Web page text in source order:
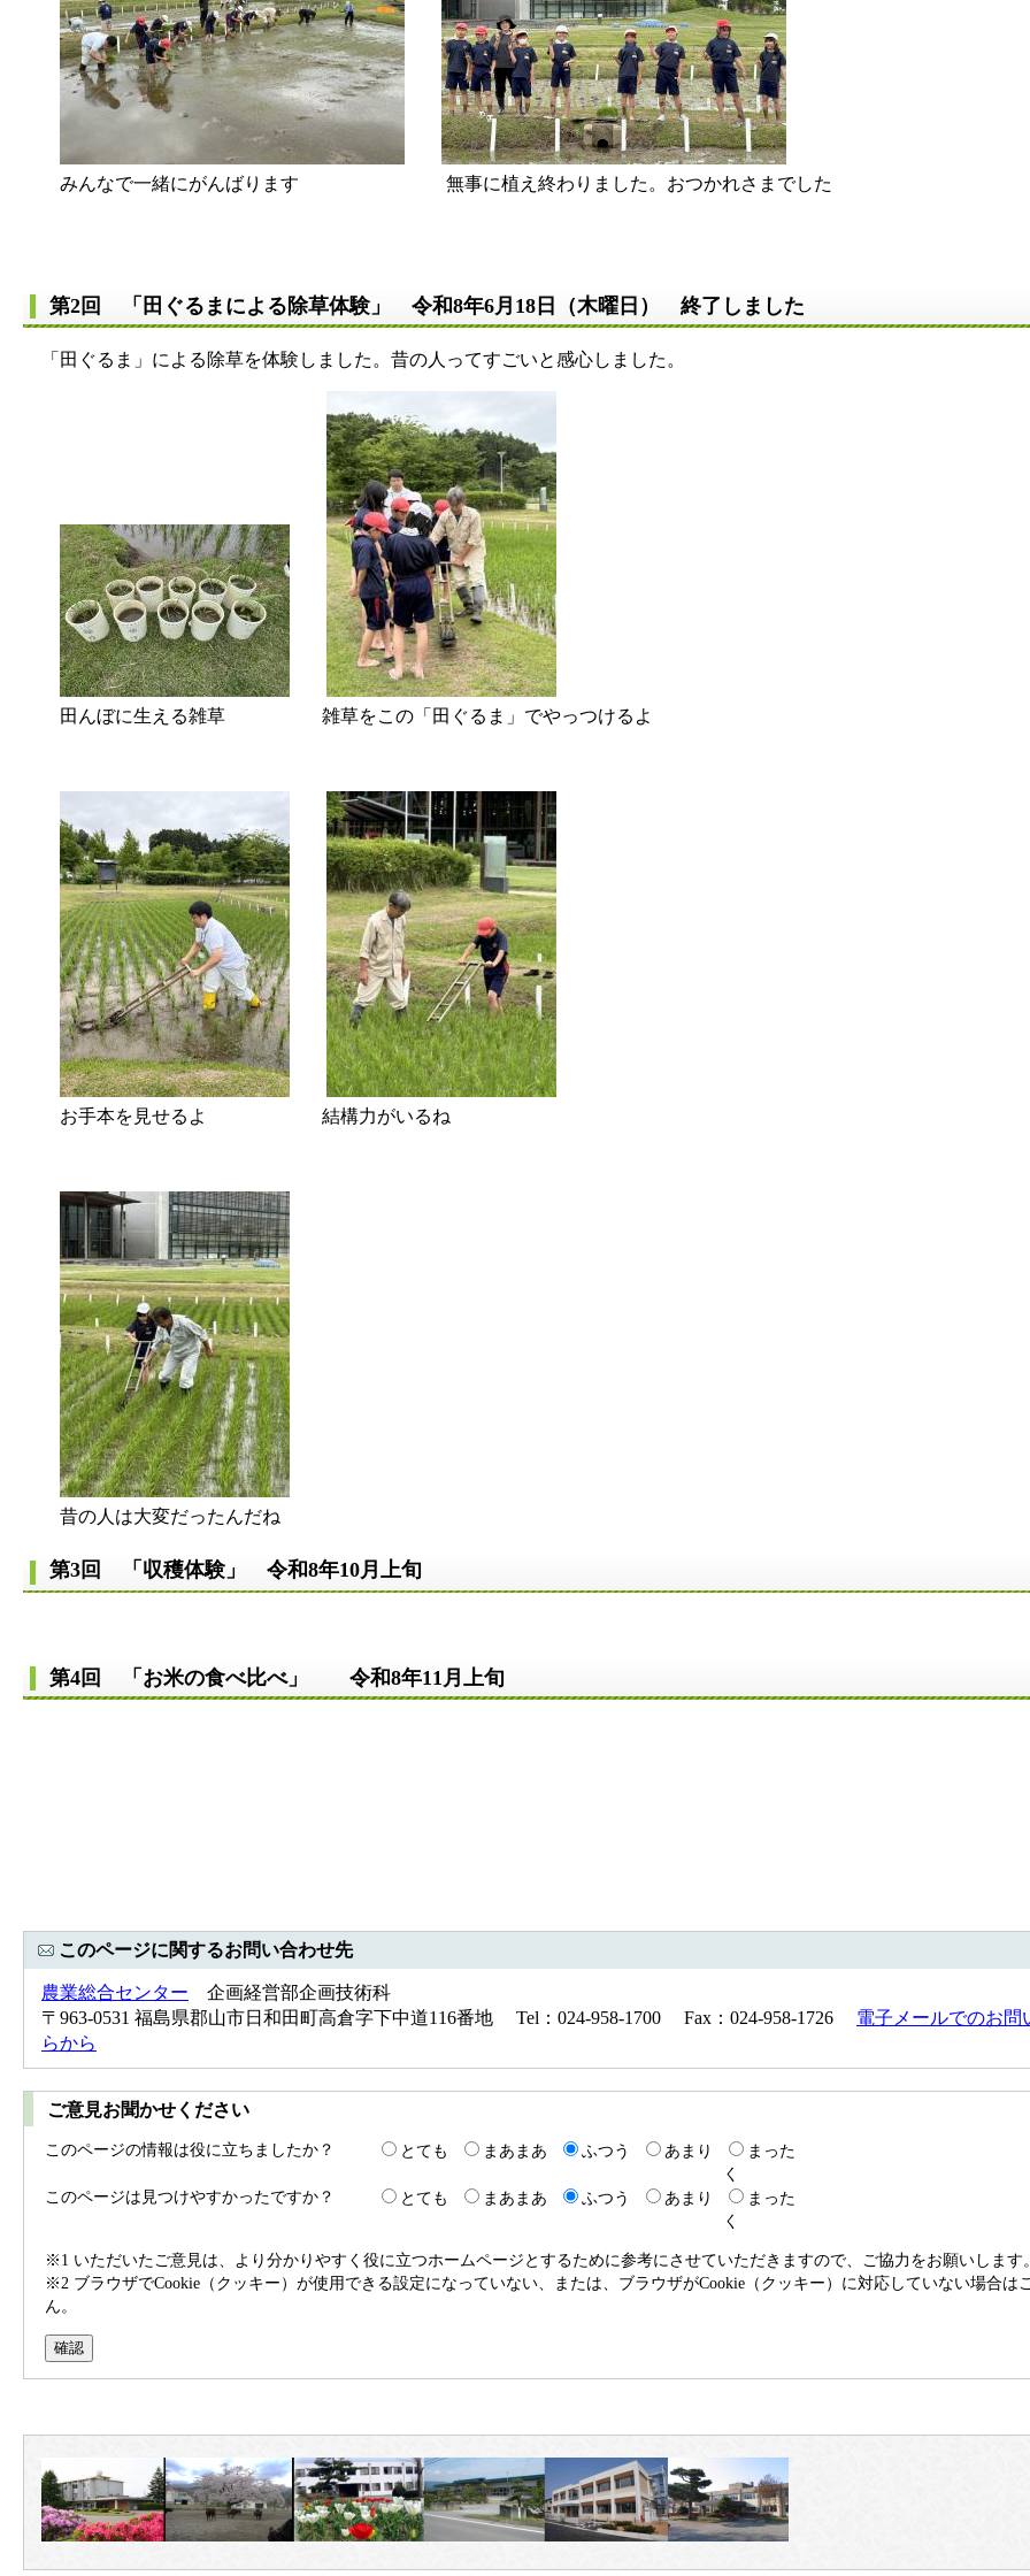
みんなで一緒にがんばります 無事に植え終わりました。おつかれさまでした
第2回 「田ぐるまによる除草体験」 令和8年6月18日（木曜日） 終了しました
「田ぐるま」による除草を体験しました。昔の人ってすごいと感心しました。
田んぼに生える雑草 雑草をこの「田ぐるま」でやっつけるよ
お手本を見せるよ 結構力がいるね
昔の人は大変だったんだね
第3回 「収穫体験」 令和8年10月上旬
第4回 「お米の食べ比べ」 令和8年11月上旬
このページに関するお問い合わせ先
農業総合センター 企画経営部企画技術科
〒963-0531 福島県郡山市日和田町高倉字下中道116番地 Tel：024-958-1700 Fax：024-958-1726 電子メールでのお問
らから
ご意見お聞かせください
このページの情報は役に立ちましたか？ とても まあまあ ふつう あまり
まった
く
このページは見つけやすかったですか？
とても まあまあ ふつう あまり
まった
く
※1 いただいたご意見は、より分かりやすく役に立つホームページとするために参考にさせていただきますので、ご協力をお願いします
※2 ブラウザでCookie（クッキー）が使用できる設定になっていない、または、ブラウザがCookie（クッキー）に対応していない場合は
ん。